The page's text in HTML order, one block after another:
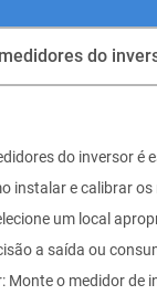
do
do inversor é
instalar e calibrar
um local
a saída ou
Monte o medidor